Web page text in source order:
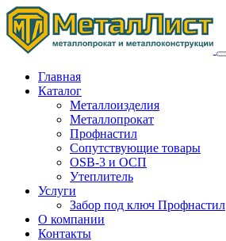
Главная
Каталог
Металлоизделия
Металлопрокат
Профнастил
Сопутствующие товары
OSB-3 и ОСП
Утеплитель
Услуги
Забор под ключ Профнастил
О компании
Контакты